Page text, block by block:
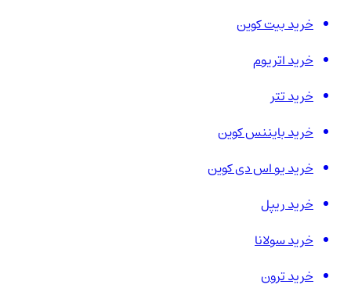
خرید بیت کوین
خرید اتریوم
خرید تتر
خرید بایننس کوین
خرید یو اس دی کوین
خرید ریپل
خرید سولانا
خرید ترون